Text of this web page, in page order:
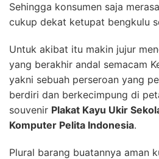
Sehingga konsumen saja
cukup dekat ketupat bengkulu
Untuk akibat itu makin jujur
yang berakhir andal semacam
yakni sebuah perseroan yang
berdiri dan berkecimpung di
souvenir Plakat Kayu Ukir
Komputer Pelita Indonesia.
Plural barang buatannya aman